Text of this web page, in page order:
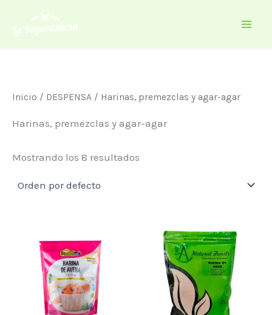
Inicio / DESPENSA / Harinas, premezclas y agar-agar
Harinas, premezclas y agar-agar
Mostrando los 8 resultados